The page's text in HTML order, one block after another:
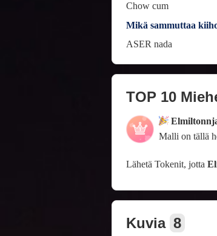
Chow cum
Mikä sammuttaa
ASER nada
TOP 10
Malli on tällä
Lähetä Tokenit, jotta
Kuvia 8